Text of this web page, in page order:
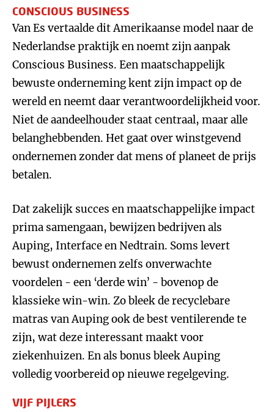
CONSCIOUS BUSINESS
Van Es vertaalde dit Amerikaanse model naar de
Nederlandse praktijk en noemt zijn aanpak
Conscious Business. Een maatschappelijk
bewuste onderneming kent zijn impact op de
wereld en neemt daar verantwoordelijkheid voor.
Niet de aandeelhouder staat centraal, maar alle
belanghebbenden. Het gaat over winstgevend
ondernemen zonder dat mens of planeet de prijs
betalen.
Dat zakelijk succes en maatschappelijke impact
prima samengaan, bewijzen bedrijven als
Auping, Interface en Nedtrain. Soms levert
bewust ondernemen zelfs onverwachte
voordelen - een ‘derde win’ - bovenop de
klassieke win-win. Zo bleek de recyclebare
matras van Auping ook de best ventilerende te
zijn, wat deze interessant maakt voor
ziekenhuizen. En als bonus bleek Auping
volledig voorbereid op nieuwe regelgeving.
VIJF PIJLERS